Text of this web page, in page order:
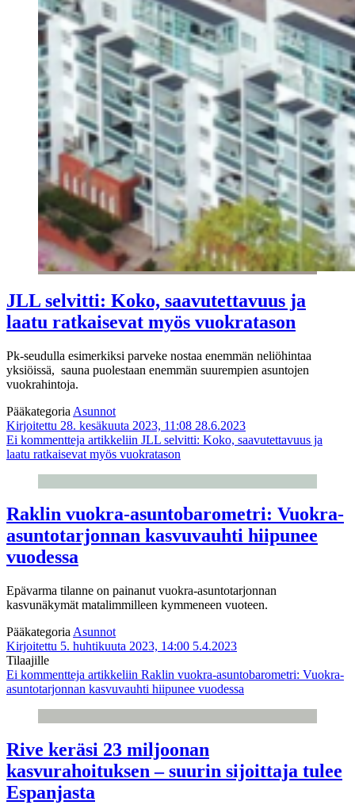
JLL selvitti: Koko, saavutettavuus ja
laatu ratkaisevat myös vuokratason
Pk-seudulla esimerkiksi parveke nostaa enemmän neliöhintaa
yksiöissä, sauna puolestaan enemmän suurempien asuntojen
vuokrahintoja.
Pääkategoria Asunnot
Kirjoitettu 28. kesäkuuta 2023, 11:08 28.6.2023
Ei kommentteja artikkeliin JLL selvitti: Koko, saavutettavuus ja
laatu ratkaisevat myös vuokratason
Raklin vuokra-asuntobarometri: Vuokra-
asuntotarjonnan kasvuvauhti hiipunee
vuodessa
Epävarma tilanne on painanut vuokra-asuntotarjonnan
kasvunäkymät matalimmilleen kymmeneen vuoteen.
Pääkategoria Asunnot
Kirjoitettu 5. huhtikuuta 2023, 14:00 5.4.2023
Tilaajille
Ei kommentteja artikkeliin Raklin vuokra-asuntobarometri: Vuokra-
asuntotarjonnan kasvuvauhti hiipunee vuodessa
Rive keräsi 23 miljoonan
kasvurahoituksen – suurin sijoittaja tulee
Espanjasta